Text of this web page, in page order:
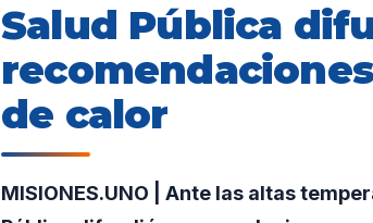
Salud Pública
de calor
MISIONES.UNO | Ante las altas